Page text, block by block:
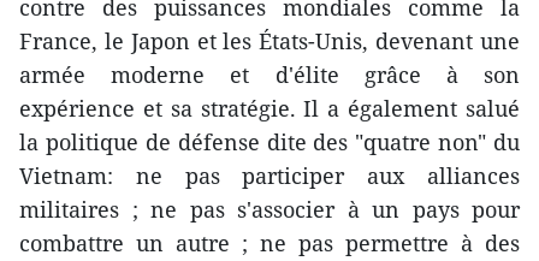
contre des puissances mondiales comme la
France, le Japon et les États-Unis, devenant une
armée moderne et d'élite grâce à son
expérience et sa stratégie. Il a également salué
la politique de défense dite des "quatre non" du
Vietnam: ne pas participer aux alliances
militaires ; ne pas s'associer à un pays pour
combattre un autre ; ne pas permettre à des